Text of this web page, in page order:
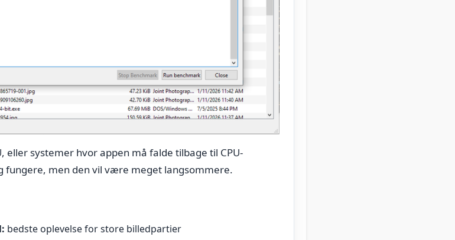
eller systemer hvor appen må falde tilbage til CPU-
fungere, men den vil være meget langsommere.
bedste oplevelse for store billedpartier